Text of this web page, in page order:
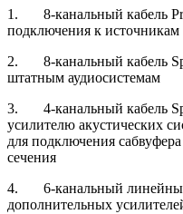
1. 8-канальный кабель
подключения к
2. 8-канальный кабель
штатным аудиосистемам
3. 4-канальный кабель
усилителю акустических
для подключения
сечения
4. 6-канальный
дополнительных